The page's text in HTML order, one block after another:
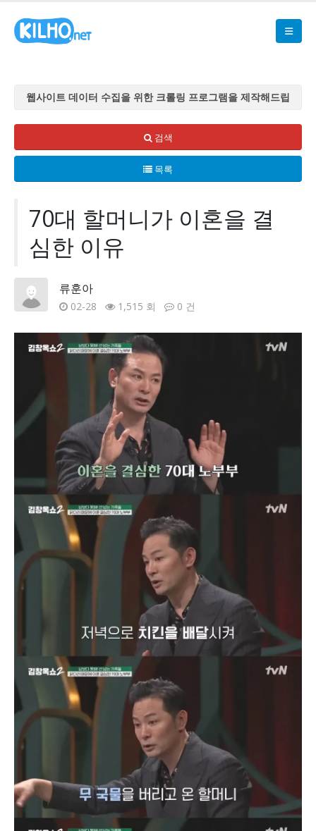
웹사이트 데이터 수집을 위한 크롤링 프로그램을 제작해드립
웹사이트 데이터 수집을 위한 크롤링 프로그램을 제작해드립
니다
웹사이트 데이터 수집을 위한 크롤링 프로그램을 제작해드립
웹사이트 데이터 수집을 위한 크롤링 프로그램을 제작해드립
니다
웹사이트 데이터 수집을 위한 크롤링 프로그램을 제작해드립
검색
목록
70대 할머니가 이혼을 결
심한 이유
류훈아
02-28 1,515 회 0 건